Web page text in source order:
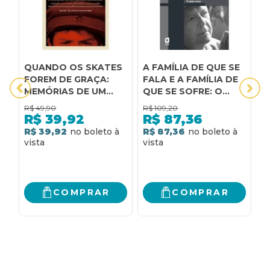
QUANDO OS SKATES
FOREM DE GRAÇA:
MEMÓRIAS DE UM
MENINO AMERICANO
CRIADO EM UMA
FAMÍLIA COMUNISTA:
MEMÓRIAS DE UM
R$ 49,90
R$ 39,92
R$ 39,92
COMPRAR
A FAMÍLIA DE QUE SE
FALA E A FAMÍLIA DE
QUE SE SOFRE: O
LIVRO NEGRO DA
FAMÍLIA, DO AMOR E
DO SEXO
R$ 109,20
R$ 87,36
R$ 87,36
COMPRAR